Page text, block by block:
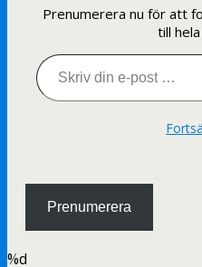
Prenumerera nu för att
till
Prenumerera
%d